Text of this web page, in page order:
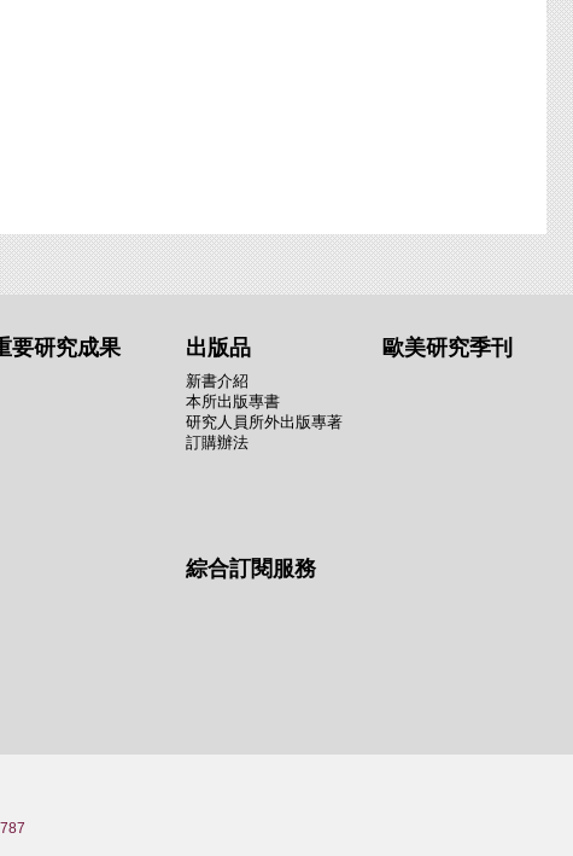
要研究成果 出版品
新書介紹
本所出版專書
研究人員所外出版專著
訂購辦法
歐美研究季刊
綜合訂閱服務